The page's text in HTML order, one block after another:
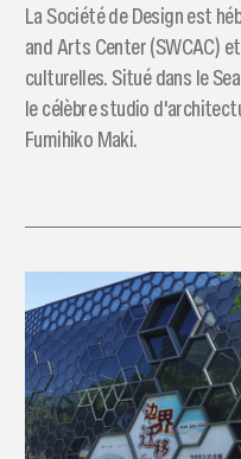
La Société de Design est
and Arts Center (SWCAC)
culturelles. Situé dans le
le célèbre studio
Fumihiko Maki.